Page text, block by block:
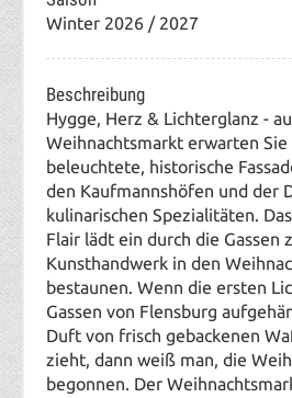
Winter 2026 / 2027
Beschreibung
Hygge, Herz & Lichterglanz -
Weihnachtsmarkt erwarten Sie
beleuchtete, historische
den Kaufmannshöfen und der
kulinarischen Spezialitäten.
Flair lädt ein durch die Gassen
Kunsthandwerk in den
bestaunen. Wenn die ersten
Gassen von Flensburg
Duft von frisch gebackenen
zieht, dann weiß man, die
begonnen. Der